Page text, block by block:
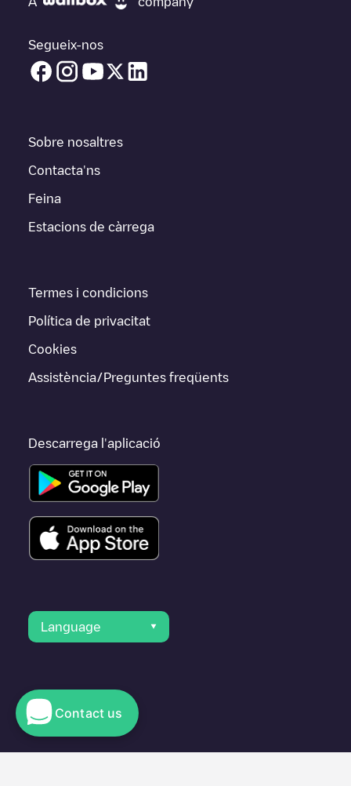
Segueix-nos
Sobre nosaltres
Contacta'ns
Feina
Estacions de càrrega
Termes i condicions
Política de privacitat
Cookies
Assistència/Preguntes freqüents
Descarrega l'aplicació
Language
© 2023 Electromaps
Contact us